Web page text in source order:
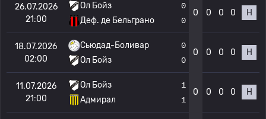
26.07.2026
21:00
Ол Бойз
Деф. де Бельграно
0
0
0 0 0 0 Н
18.07.2026
02:00
Сьюдад-Боливар
Ол Бойз
0
0
0 0 0 0 Н
11.07.2026
21:00
Ол Бойз
Адмирал
1
1
0 0 0 0 Н